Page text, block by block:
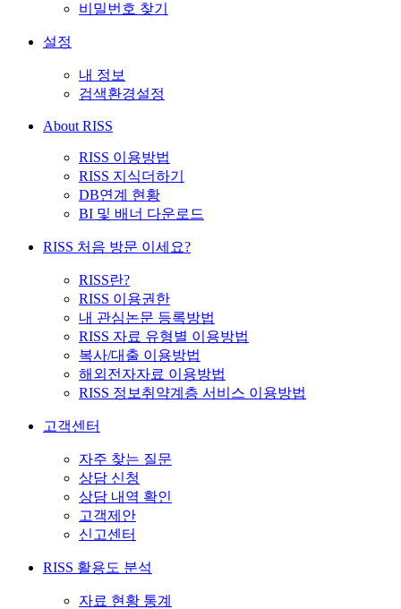
비밀번호 찾기
설정
내 정보
검색환경설정
About RISS
RISS 이용방법
RISS 지식더하기
DB연계 현황
BI 및 배너 다운로드
RISS 처음 방문 이세요?
RISS란?
RISS 이용권한
내 관심논문 등록방법
RISS 자료 유형별 이용방법
복사/대출 이용방법
해외전자자료 이용방법
RISS 정보취약계층 서비스 이용방법
고객센터
자주 찾는 질문
상담 신청
상담 내역 확인
고객제안
신고센터
RISS 활용도 분석
자료 현황 통계